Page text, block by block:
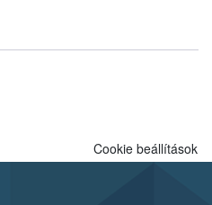
Cookie beállítások